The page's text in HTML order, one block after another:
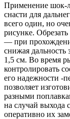
Применение шок-
снасти для
всего один, но
рисунке.
— при
снижая дальность
1,5 см. Во время
контролировать
его надежности -
позволяет
разными
на случай выхода
оперативно их